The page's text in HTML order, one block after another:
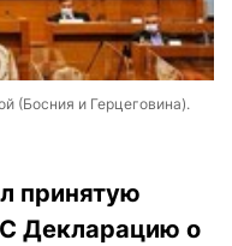
(Босния и Герцеговина).
принятую
Декларацию о